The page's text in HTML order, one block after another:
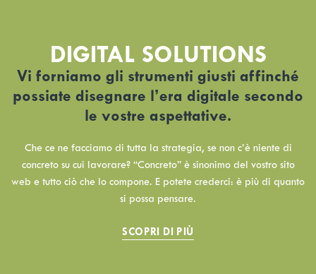
DIGITAL SOLUTIONS
Vi forniamo gli strumenti giusti affinché
possiate disegnare l’era digitale secondo
le vostre aspettative.
Che ce ne facciamo di tutta la strategia, se non c’è niente di
concreto su cui lavorare? “Concreto” è sinonimo del vostro sito
web e tutto ciò che lo compone. E potete crederci: è più di quanto
si possa pensare.
SCOPRI DI PIÙ